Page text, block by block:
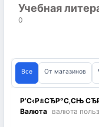
Учебная
0
Все От магазинов
Р’С‹Р±СЂР°С‚СЊ
Валюта валюта